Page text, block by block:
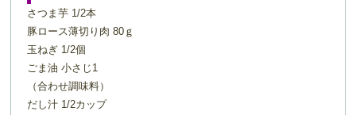
さつま芋 1/2本
豚ロース薄切り肉 80ｇ
玉ねぎ 1/2個
ごま油 小さじ1
（合わせ調味料）
だし汁 1/2カップ